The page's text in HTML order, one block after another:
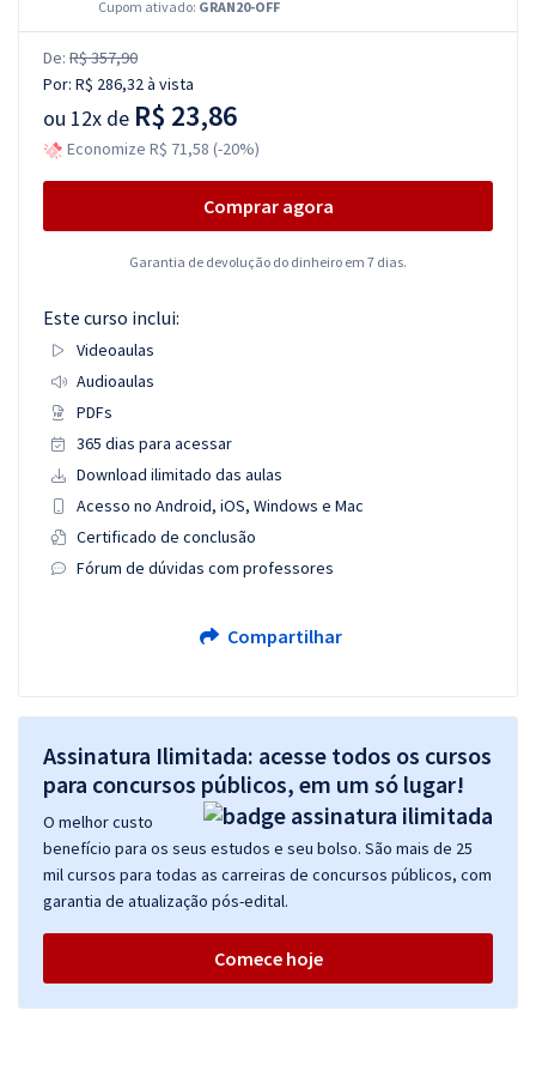
Cupom ativado: GRAN20-OFF
De: R$ 357,90
Por: R$ 286,32à vista
ou 12x de R$ 23,86
Economize R$ 71,58 (-20%)
Comprar agora
Garantia de devolução do dinheiro em 7 dias.
Este curso inclui:
Videoaulas
Audioaulas
PDFs
365 dias para acessar
Download ilimitado das aulas
Acesso no Android, iOS, Windows e Mac
Certificado de conclusão
Fórum de dúvidas com professores
Compartilhar
Assinatura Ilimitada: acesse todos os cursos
para concursos públicos, em um só lugar!
O melhor custo
benefício para os seus estudos e seu bolso. São mais de 25
mil cursos para todas as carreiras de concursos públicos, com
garantia de atualização pós-edital.
Comece hoje